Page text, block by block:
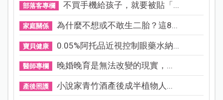
部落客專欄 不買手機給孩子，就要被貼「...
家庭關係 為什麼不想或不敢生二胎？這8...
寶貝健康 0.05%阿托品近視控制眼藥水納...
醫師專欄 晚婚晚育是無法改變的現實，...
產後照護 小說家青竹酒產後成半植物人...